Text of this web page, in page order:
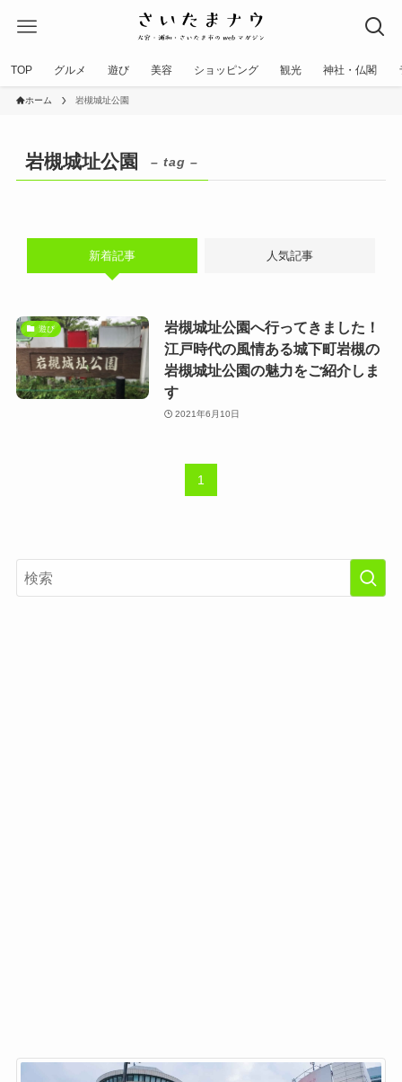
TOP グルメ 遊び 美容 ショッピング 観光 神社・仏閣
ホーム 岩槻城址公園
岩槻城址公園 – tag –
新着記事 人気記事
遊び
岩槻城址公園へ行ってきました！
江戸時代の風情ある城下町岩槻の
岩槻城址公園の魅力をご紹介しま
す
2021年6月10日
1